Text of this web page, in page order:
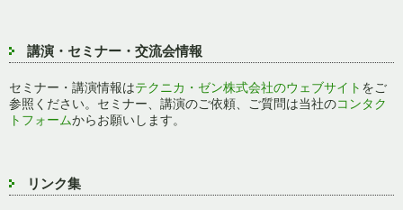
講演・セミナー・交流会情報
セミナー・講演情報はテクニカ・ゼン株式会社のウェブサイト をご
参照ください。セミナー、講演のご依頼、ご質問は当社のコンタク
トフォームからお願いします。
リンク集